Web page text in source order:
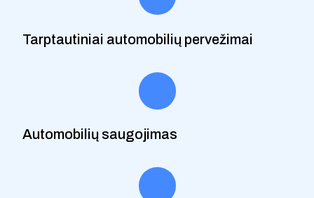
Tarptautiniai automobilių pervežimai
Automobilių saugojimas